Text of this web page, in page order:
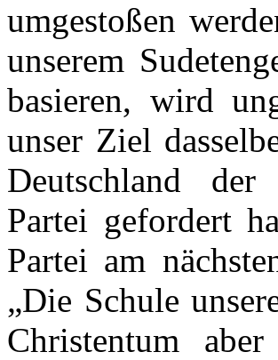
umgestoßen
unserem
basieren, wird
unser Ziel
Deutschland der
Partei gefordert
Partei am
„Die Schule
Christentum